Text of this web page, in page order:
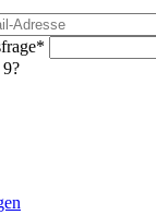
*